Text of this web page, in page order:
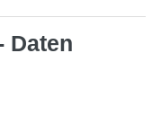
Daten